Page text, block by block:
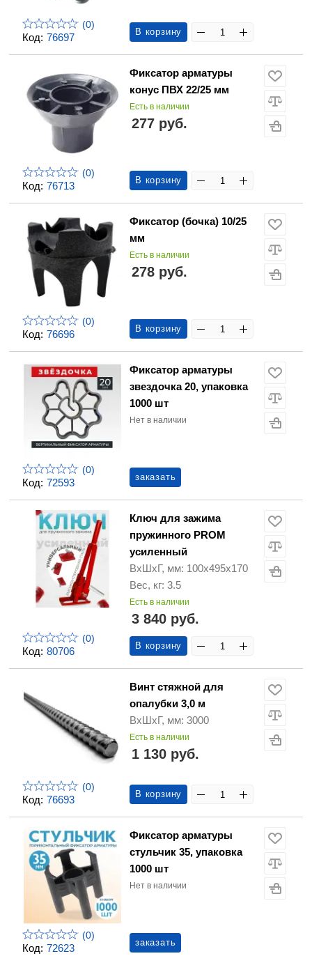
Код: 76697
(0)
В корзину
Код: 76713
(0)
Фиксатор арматуры
конус ПВХ 22/25 мм
Есть в наличии
277 руб.
В корзину
Код: 76696
(0)
Фиксатор (бочка) 10/25
мм
Есть в наличии
278 руб.
В корзину
Код: 72593
(0)
Фиксатор арматуры
звездочка 20, упаковка
1000 шт
Нет в наличии
заказать
Код: 80706
(0)
Ключ для зажима
пружинного PROM
усиленный
ВхШхГ, мм: 100х495х170
Вес, кг: 3.5
Есть в наличии
3 840 руб.
В корзину
Код: 76693
(0)
Винт стяжной для
опалубки 3,0 м
ВхШхГ, мм: 3000
Есть в наличии
1 130 руб.
В корзину
Код: 72623
(0)
Фиксатор арматуры
стульчик 35, упаковка
1000 шт
Нет в наличии
заказать